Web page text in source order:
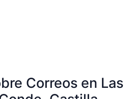
Correos en Las